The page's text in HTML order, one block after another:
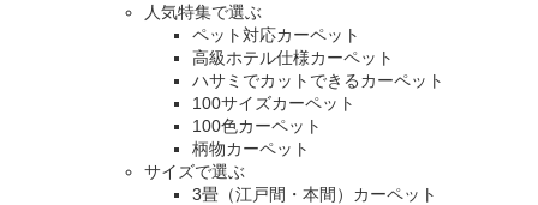
人気特集で選ぶ
ペット対応カーペット
高級ホテル仕様カーペット
ハサミでカットできるカーペット
100サイズカーペット
100色カーペット
柄物カーペット
サイズで選ぶ
3畳（江戸間・本間）カーペット